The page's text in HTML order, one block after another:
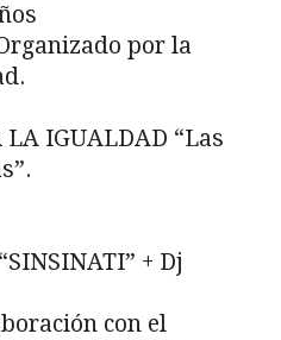
por la
LA IGUALDAD “Las
+ Dj
con el